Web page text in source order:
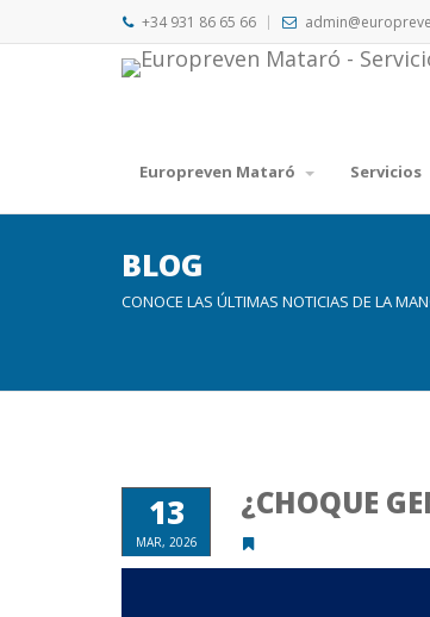
+34 931 86 65 66
Europreven Mataró Servicios
BLOG
CONOCE LAS ÚLTIMAS NOTICIAS DE LA
13
MAR, 2026
¿CHOQUE